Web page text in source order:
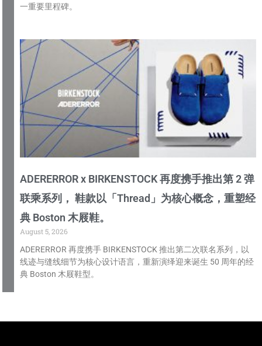
一重要里程碑。
ADERERROR x BIRKENSTOCK 再度携手推出第 2 弹
联乘系列， 鞋款以「Thread」为核心概念，重塑经
典 Boston 木屐鞋。
August 5, 2026
ADERERROR 再度携手 BIRKENSTOCK 推出第二次联名系列，以
线迹与缝线细节为核心设计语言，重新演绎迎来诞生 50 周年的经
典 Boston 木屐鞋型。